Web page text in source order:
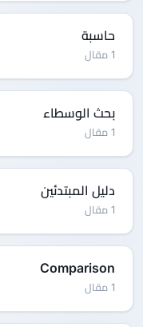
حاسبة
1 مقال
بحث الوسطاء
1 مقال
دليل المبتدئين
1 مقال
Comparison
1 مقال